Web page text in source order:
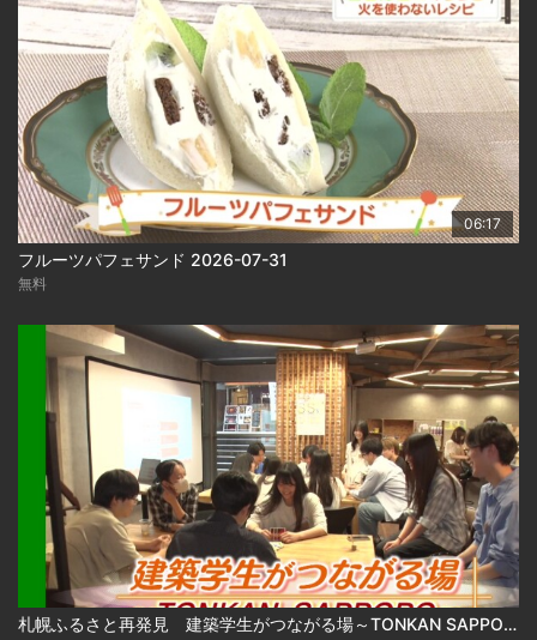
06:17
フルーツパフェサンド 2026-07-31
無料
札幌ふるさと再発見 建築学生がつながる場～TONKAN SAPPORO～2026年8月1日放送